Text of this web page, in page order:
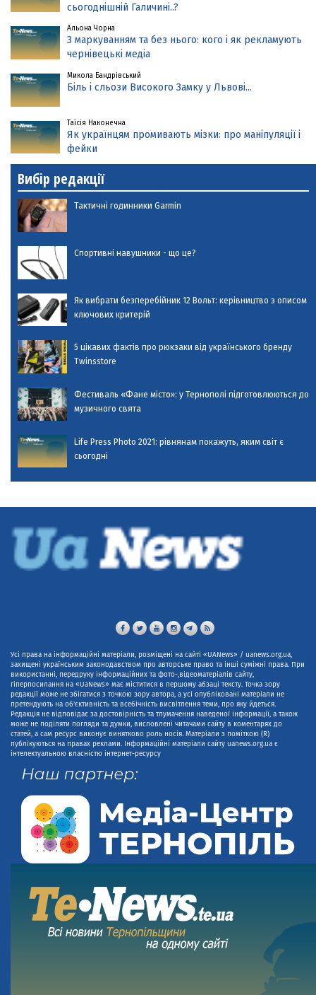
сьогоднішній Галичині..?
Альона Чорна
З маркуванням та без нього: кого і як рекламують
чернівецькі медіа
Микола Бандрівський
Біль і сльози Високого Замку у Львові...
Таїсія Наконечна
Як українцям промивають мізки: про маніпуляції і
фейки
Вибір редакції
Тактичні годинники Garmin
Спортивні навушники - що це?
Як вибрати безперебійник 12 Вольт: керівництво з описом
ключових критерій
5 цікавих фактів про рюкзаки від українського бренду
Twinsstore
Фестиваль «Фане місто»: у Тернополі підготовлюються до
музичного свята
Life Press Photo 2021: рівнянам покажуть, яким світ є
сьогодні
Усі права на інформаційні матеріали, розміщені на сайті «UANews» / uanews.org.ua,
захищені українським законодавством про авторське право та інші суміжні права. При
використанні, передруку інформаційних та фото-,відеоматеріалів сайту,
гіперпосилання на «UaNews» має міститися в першому абзаці тексту. Точка зору
редакції може не збігатися з точкою зору автора, а усі опубліковані матеріали не
претендують на об'єктивність та всебічність висвітлення теми, про яку йдеться.
Редакція не відповідає за достовірність та тлумачення наведеної інформації, а також
може не поділяти погляди та думки, висловлені читачами сайту в коментарях до
статей, а сам ресурс виконує винятково роль носія. Матеріали з поміткою (R)
публікуються на правах реклами. Інформаційні матеріали сайту uanews.org.ua є
інтелектуальною власністю інтернет-ресурсу